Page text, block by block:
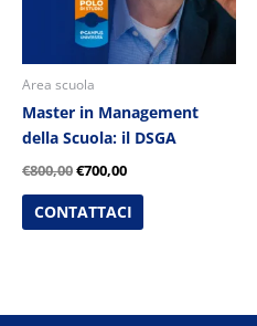
Area scuola
Master in Management
della Scuola: il DSGA
€800,00€700,00
CONTATTACI